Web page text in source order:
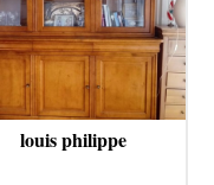
louis philippe